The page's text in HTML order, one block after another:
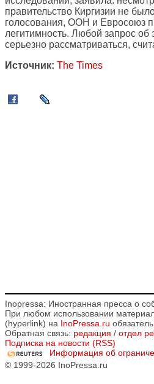
правительство Киргизии не
голосования, ООН и Евросоюз
легитимность. Любой запрос об
серьезно рассматриваться,
Источник: The Times
Inopressa: Иностранная пресса о
При любом использовании
(hyperlink) на InoPressa.ru
Обратная связь: редакция / отдел
Подписка на новости (RSS)
Информация об
© 1999-2026 InoPressa.ru